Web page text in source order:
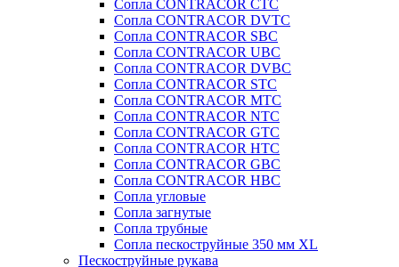
Сопла CONTRACOR CTC
Сопла CONTRACOR DVTC
Сопла CONTRACOR SBC
Сопла CONTRACOR UBC
Сопла CONTRACOR DVBC
Сопла CONTRACOR STC
Сопла CONTRACOR MTC
Сопла CONTRACOR NTC
Сопла CONTRACOR GTC
Сопла CONTRACOR HTC
Сопла CONTRACOR GBC
Сопла CONTRACOR HBC
Сопла угловые
Сопла загнутые
Сопла трубные
Сопла пескоструйные 350 мм XL
Пескоструйные рукава